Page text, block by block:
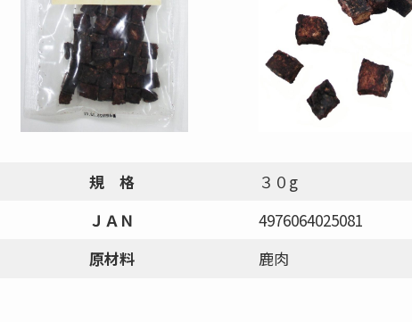
規 格
３０g
ＪＡＮ
4976064025081
原材料
鹿肉